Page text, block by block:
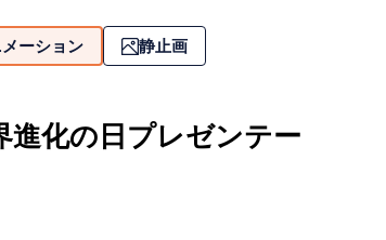
ーション 静止画
進化の日プレゼンテー